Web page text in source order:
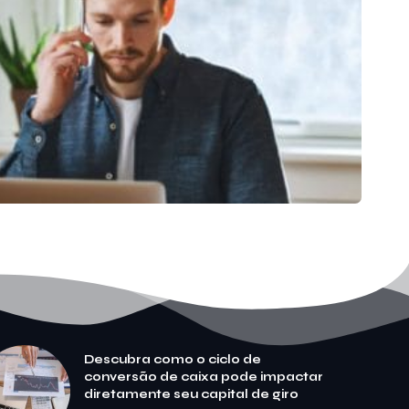
Descubra como o ciclo de
conversão de caixa pode impactar
diretamente seu capital de giro